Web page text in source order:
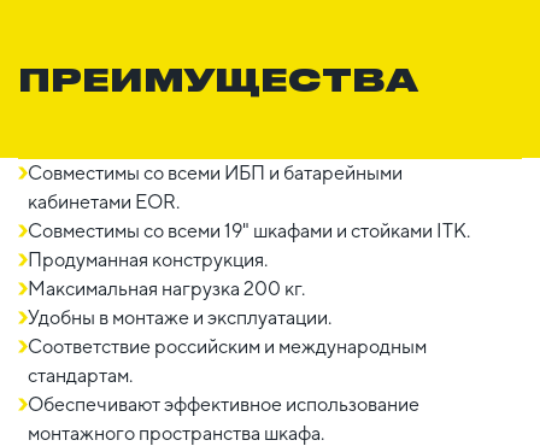
ПРЕИМУЩЕСТВА
Совместимы со всеми ИБП и батарейными
кабинетами EOR.
Совместимы со всеми 19" шкафами и стойками ITK.
Продуманная конструкция.
Максимальная нагрузка 200 кг.
Удобны в монтаже и эксплуатации.
Соответствие российским и международным
стандартам.
Обеспечивают эффективное использование
монтажного пространства шкафа.